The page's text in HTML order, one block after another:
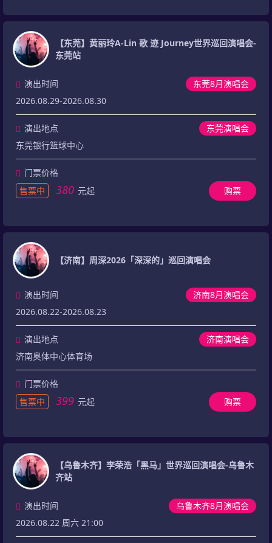
【东莞】黄丽玲A-Lin 歌 迹 Journey世界巡回演唱会-
东莞站
东莞8月演唱会
演出时间
2026.08.29-2026.08.30
演出地点
东莞演唱会
东莞银行篮球中心
门票价格
售票中
380 元起 购票
【济南】周深2026「深深的」巡回演唱会
济南8月演唱会
演出时间
2026.08.22-2026.08.23
演出地点
济南演唱会
济南奥体中心体育场
门票价格
售票中
399 元起 购票
【乌鲁木齐】李荣浩「黑马」世界巡回演唱会-乌鲁木
齐站
乌鲁木齐8月演唱会
演出时间
2026.08.22 周六 21:00